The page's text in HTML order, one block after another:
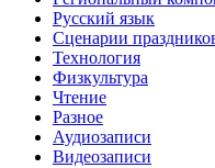
Русский язык
Сценарии
Технология
Физкультура
Чтение
Разное
Аудиозаписи
Видеозаписи